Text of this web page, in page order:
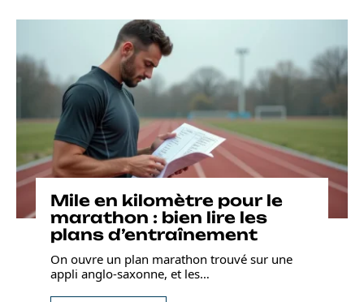
Mile en kilomètre pour le
marathon : bien lire les
plans d’entraînement
On ouvre un plan marathon trouvé sur une
appli anglo-saxonne, et les…